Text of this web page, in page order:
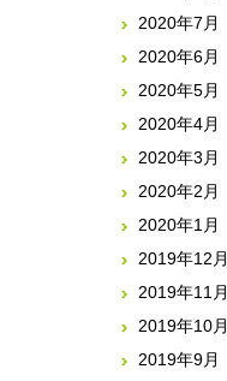
2020年7月
2020年6月
2020年5月
2020年4月
2020年3月
2020年2月
2020年1月
2019年12月
2019年11月
2019年10月
2019年9月